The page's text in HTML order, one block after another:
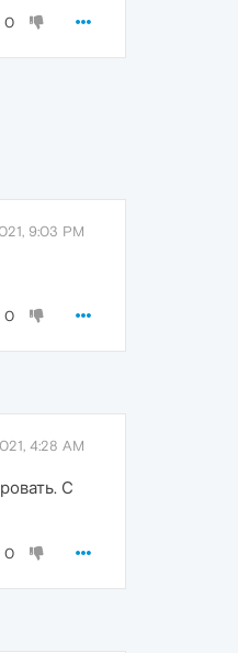
0
9:03 PM
0
4:28 AM
С
0